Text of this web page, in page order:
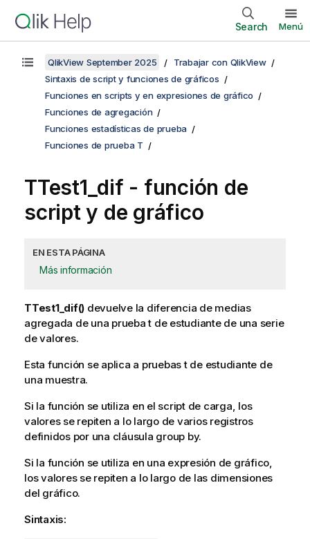
Search Menú
QlikView September 2025
Trabajar con QlikView
Sintaxis de script y funciones de gráficos
Funciones en scripts y en expresiones de gráfico
Funciones de agregación
Funciones estadísticas de prueba
Funciones de prueba T
TTest1_dif - función de
script y de gráfico
EN ESTA PÁGINA
Más información
TTest1_dif() devuelve la diferencia de medias
agregada de una prueba t de estudiante de una serie
de valores.
Esta función se aplica a pruebas t de estudiante de
una muestra.
Si la función se utiliza en el script de carga, los
valores se repiten a lo largo de varios registros
definidos por una cláusula group by.
Si la función se utiliza en una expresión de gráfico,
los valores se repiten a lo largo de las dimensiones
del gráfico.
Sintaxis: